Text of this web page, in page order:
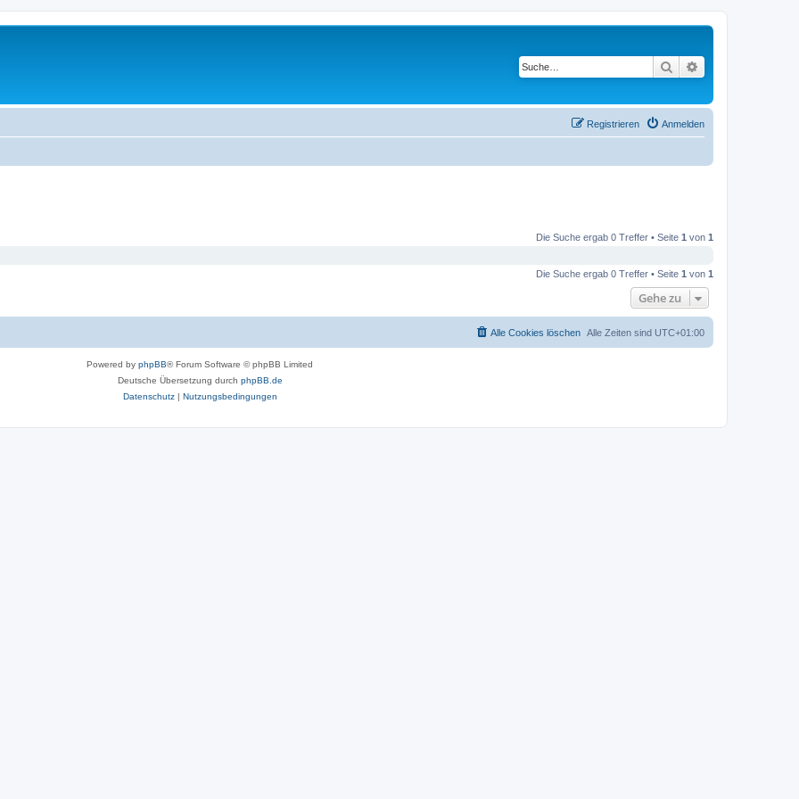
Suche
Anmelden
Registrieren
Die Suche ergab 0 Treffer • Seite 1 von 1
Die Suche ergab 0 Treffer • Seite 1 von 1
Gehe zu
Alle Zeiten sind UTC+01:00
Alle Cookies löschen
Powered by phpBB® Forum Software © phpBB Limited
Deutsche Übersetzung durch phpBB.de
Datenschutz| Nutzungsbedingungen